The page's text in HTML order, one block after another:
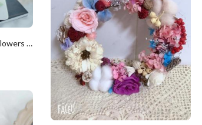
Yumi手作烘焙/韓式擠花/flowers cake/香氛蠟